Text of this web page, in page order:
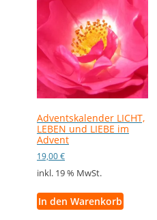
Adventskalender LICHT,
LEBEN und LIEBE im
Advent
19,00€
inkl. 19 % MwSt.
In den Warenkorb